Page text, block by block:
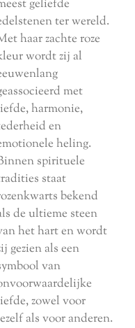
geliefde
ter wereld.
haar zachte roze
wordt zij al
met
harmonie,
en
heling.
spirituele
staat
bekend
de ultieme steen
het hart en wordt
gezien als een
van
zowel voor
als voor anderen.